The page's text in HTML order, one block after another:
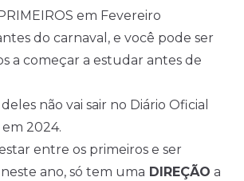
em Fevereiro
do carnaval, e você pode ser
a começar a estudar antes de
não vai sair no Diário Oficial
2024.
entre os primeiros e ser
ano, só tem uma DIREÇÃO a